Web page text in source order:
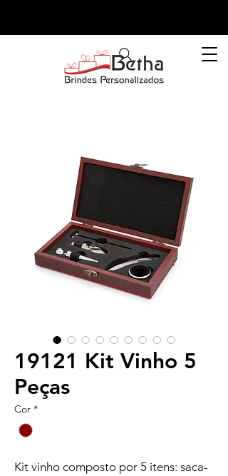
19121 Kit Vinho 5
Peças
Cor *
Kit vinho composto por 5 itens: saca-